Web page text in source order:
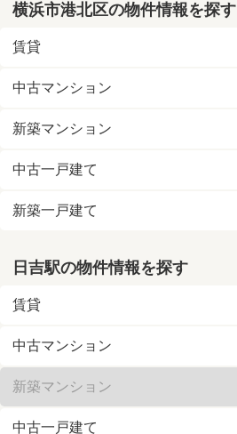
横浜市港北区の物件情報を探す
賃貸
中古マンション
新築マンション
中古一戸建て
新築一戸建て
日吉駅の物件情報を探す
賃貸
中古マンション
新築マンション
中古一戸建て